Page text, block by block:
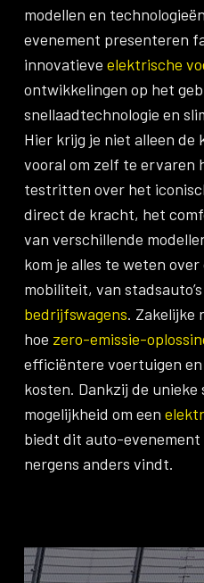
modellen en
evenement presenteren
innovatieve elektrische
ontwikkelingen op het
snellaadtechnologie en
Hier krijg je niet alleen de
vooral om zelf te ervaren
testritten over het
direct de kracht, het
van verschillende
kom je alles te weten
mobiliteit, van
bedrijfswagens. Zakelijke
hoe zero-emissie-
efficiëntere voertuigen
kosten. Dankzij de unieke
mogelijkheid om een
biedt dit auto-evenement
nergens anders vindt.